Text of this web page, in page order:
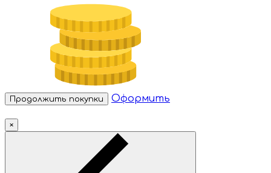
Продолжить покупки Оформить
×